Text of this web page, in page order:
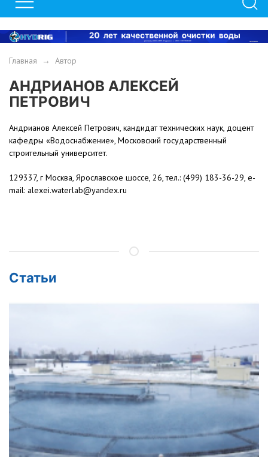
Главная → Автор
АНДРИАНОВ АЛЕКСЕЙ
ПЕТРОВИЧ
Андрианов Алексей Петрович, кандидат технических наук, доцент
кафедры «Водоснабжение», Московский государственный
строительный университет.
129337, г Москва, Ярославское шоссе, 26, тел.: (499) 183-36-29, e-
mail: alexei.waterlab@yandex.ru
Статьи